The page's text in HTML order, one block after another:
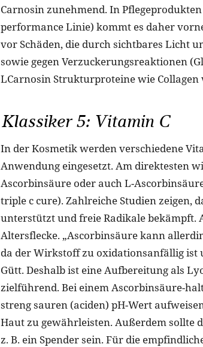
Carnosin zunehmend. In
performance Linie) kommt es daher
vor Schäden, die durch sichtbares Licht
sowie gegen Verzuckerungsreaktionen
LCarnosin Strukturproteine wie
Klassiker 5: Vitamin C
In der Kosmetik werden verschiedene
Anwendung eingesetzt. Am direktesten
Ascorbinsäure oder auch L-
triple c cure). Zahlreiche Studien zeigen,
unterstützt und freie Radikale bekämpft.
Altersflecke. „Ascorbinsäure kann
da der Wirkstoff zu oxidationsanfällig ist
Gütt. Deshalb ist eine Aufbereitung als
zielführend. Bei einem Ascorbinsäure-
streng sauren (aciden) pH-Wert
Haut zu gewährleisten. Außerdem sollte
z. B. ein Spender sein. Für die